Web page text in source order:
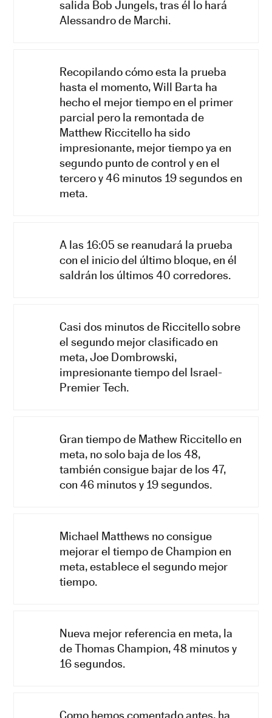
salida Bob Jungels, tras él lo hará
Alessandro de Marchi.
Recopilando cómo esta la prueba
hasta el momento, Will Barta ha
hecho el mejor tiempo en el primer
parcial pero la remontada de
Matthew Riccitello ha sido
impresionante, mejor tiempo ya en
segundo punto de control y en el
tercero y 46 minutos 19 segundos en
meta.
A las 16:05 se reanudará la prueba
con el inicio del último bloque, en él
saldrán los últimos 40 corredores.
Casi dos minutos de Riccitello sobre
el segundo mejor clasificado en
meta, Joe Dombrowski,
impresionante tiempo del Israel-
Premier Tech.
Gran tiempo de Mathew Riccitello en
meta, no solo baja de los 48,
también consigue bajar de los 47,
con 46 minutos y 19 segundos.
Michael Matthews no consigue
mejorar el tiempo de Champion en
meta, establece el segundo mejor
tiempo.
Nueva mejor referencia en meta, la
de Thomas Champion, 48 minutos y
16 segundos.
Como hemos comentado antes, ha